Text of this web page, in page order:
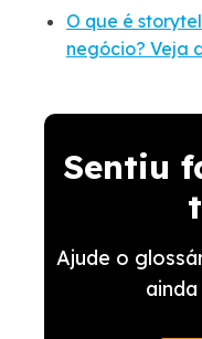
O que é
negócio? Veja
Sentiu
Ajude o